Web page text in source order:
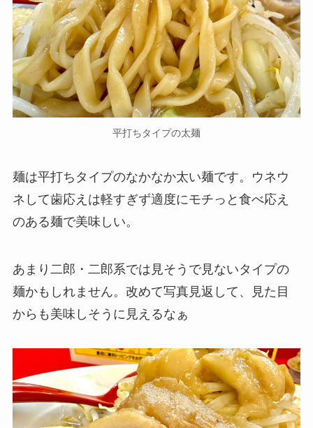
平打ちタイプの太麺
麺は平打ちタイプのなかなか太い麺です。ウネウ
ネして歯応えは軽すぎず適度にモチっと食べ応え
のある麺で美味しい。
あまり二郎・二郎系では見そうで見ないタイプの
麺かもしれません。改めて写真見返して、見た目
からも美味しそうに見えるなぁ